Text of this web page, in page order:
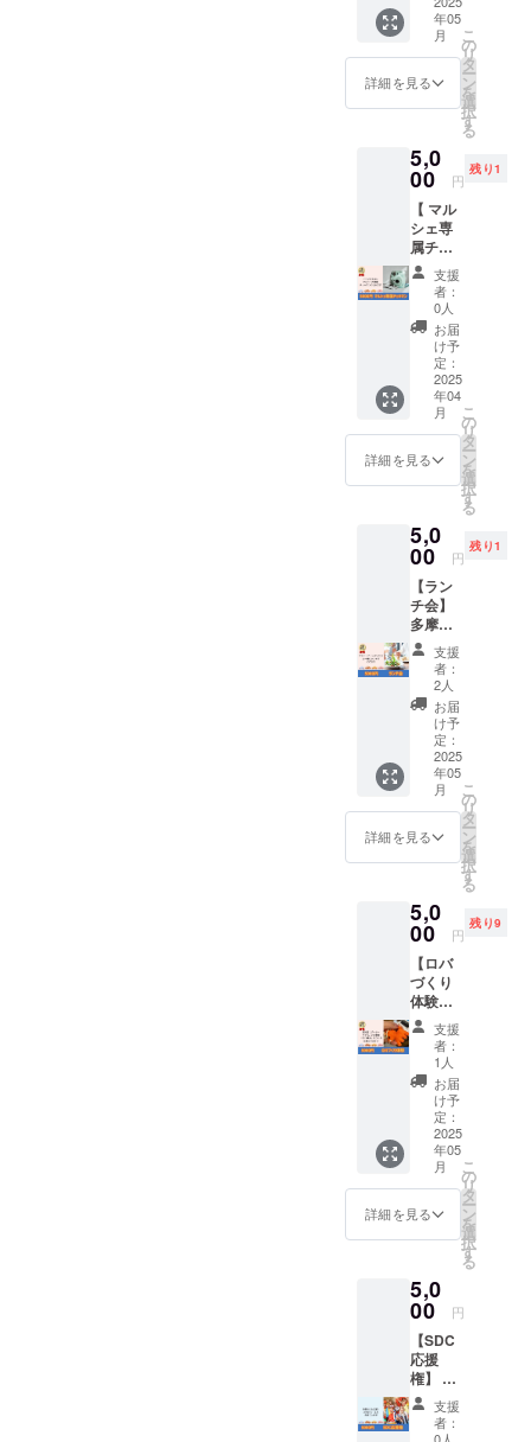
加をご
遠慮い
ただい
ます。
【注意
イベン
ト当
日、雨
天時は
4/27(日)
に順延
となり
ます。
順延日
程につ
いて
も、開
催当日
の天候
警報級
の気象
出され
た場
合、主
催者の
判断で
イベン
トを中
止とす
る場合
があり
ます。
・順延
日程も
中止の
場合に
限り、
口座振
込にて
全額返
します
（振込
手数料
はご購
入者様
負担と
なりま
すの
で、振
込手数
料を引
いた額
を返金
致しま
す）。
や、注
意報・
警報級
予報が
出され
催者の
判断で
イベン
トを中
止とす
る場合
があり
ます。
・イベ
ント中
止の場
合で
も、本
リター
ンは履
しま
す。
お礼の
メッ
セージ
は、
CAMPF
IREでの
メッ
セージ
機能か
ら送信
いたし
ますの
で、登
録メー
受信し
ます。
も食堂
の日程
につき
まして
は、5月
以降順
次メー
ルにて
ご相談
させて
いただ
きま
す。 ・
リター
ン履行
当日の
連絡手
段とし
て、電
用する
場合が
ありま
す。そ
のた
め、連
絡先
（お届
け先）
降メー
ルにて
ガイド
の時間
をこち
きま
す。 ・
ン履行
当日の
連絡手
段とし
て、電
話を使
用する
場合が
ありま
す。そ
のた
め、連
（お届
け先）
です。
・イベ
ント当
日、雨
天時は
4/27(日)
に順延
となり
ます。
順延日
程につ
いて
も、開
催当日
の天候
意報・
警報級
出され
た場
合、主
催者の
判断で
イベン
トを中
止とす
る場合
があり
ます。
・雨天
中止の
場合に
込にて
全額返
します
（振込
手数料
はご支
援者様
負担と
なりま
すの
で、振
隊長の
情報】
・本体
（サイ
縦 約
6cm（
予定）
・本体
（色）
：オレ
ンジ ※
本体の
サイズ
＆色は
ワンパ
ターン
のみで
す。手
作りの
ため商
品にば
【注意
事項】
ント当
日、雨
天時は
4/27(日)
に順延
となり
ます。
4/27に
ついて
も、開
催当日
の天候
意報・
警報級
出され
た場
合、主
催者の
判断で
イベン
トを中
止とす
る場合
があり
ます。
・イベ
ント中
止の場
合で
リター
ンは履
す。 ・
ご支援
時に入
力して
いただ
いたお
届け先
に郵送
お礼
メッ
セージ
とお礼
動画(約
2分)を
ていた
だきま
す。 ■
お礼
メー
ル…
CAMPF
IREでの
メッ
セージ
機能か
ら送信
いたし
ますの
で、登
録メー
ルアド
■お礼動
画…登
録メー
ルアド
レスに
受信し
ます。
■備考…
上乗せ
支援が
可能で
す。応
援の気
持ちの
上乗せ
大歓迎
です！
ント当
日、雨
4/27(日)
に順延
となり
ます。
順延日
程につ
いて
も、開
催当日
の天候
や、注
意報・
の気象
予報が
合、主
催者の
判断で
イベン
トを中
止とす
る場合
があり
年05
月
詳細を見る
こ
の
リ
タ
ー
ン
を
選
択
す
る
5,0
00 円
残り1
【 マル
シェ専
属チェ
キマ
ン】 マ
ルシェ
当日、
専属カ
メラマ
ンとし
てイベ
ント会
場のカ
メラマ
ンにな
れる権
す。 ※
チェキ
はこち
らでご
用意さ
せてい
ただき
ます。
・イベ
ントの
様子の
写真を
とって
いただ
き、そ
の写真
をホー
に使わ
せてい
ただき
ます。
その
際、カ
メラマ
ンの名
前をメ
ンショ
ン、紹
介させ
ていた
だきま
す。
【連絡
手段】
CAMPF
メッ
セージ
ら集合
場所等
を連絡
いたし
ます。
支援
者：
0人
お届
け予
定：
2025
年04
月
詳細を見る
こ
の
リ
タ
ー
ン
を
選
択
す
る
5,0
00 円
残り1
【ラン
チ会】
多摩
SDCの
学生た
ちと一
緒にマ
ルシェ
やSDC
の活動
につい
て、ラ
ンチを
食べな
がらお
話しま
所は
向ヶ丘
遊園駅
や登戸
駅の近
隣を予
定して
いま
す。 食
事代は
含まれ
ていま
す。
【注意
事項】
・日程
の調整
ルにて
行わせ
て頂き
ます。
・有効
期限
は、
2025年
支援
者：
2人
お届
け予
定：
2025
年05
月
詳細を見る
こ
の
リ
タ
ー
ン
を
選
択
す
る
5,0
00 円
残り9
【ロバ
づくり
体験】
認知症
サポー
ター
キャラ
バンの
象徴で
ある
「ロバ
隊長」
をつく
る体験
ができ
ます。
は、多
摩SDC
事務所
です。
（川崎
市多摩
区役所1
階にご
ざいま
支援
者：
1人
お届
け予
定：
2025
年05
月
詳細を見る
こ
の
リ
タ
ー
ン
を
選
択
す
る
5,0
00 円
【SDC
応援
権】 多
摩区
ソー
シャル
支援
者：
0人